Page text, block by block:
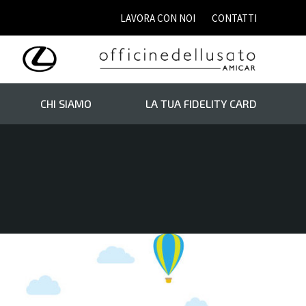
LAVORA CON NOI CONTATTI
Auto usate da €20.000 a €40.000
CHI SIAMO LA TUA FIDELITY CARD